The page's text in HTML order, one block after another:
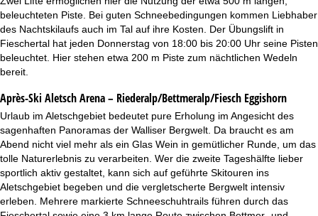
beleuchteten Piste. Bei guten Schneebedingungen kommen Liebhaber
des Nachtskilaufs auch im Tal auf ihre Kosten. Der Übungslift in
Fieschertal hat jeden Donnerstag von 18:00 bis 20:00 Uhr seine Pisten
beleuchtet. Hier stehen etwa 200 m Piste zum nächtlichen Wedeln
bereit.
Après-Ski Aletsch Arena – Riederalp/Bettmeralp/Fiesch Eggishorn
Urlaub im Aletschgebiet bedeutet pure Erholung im Angesicht des
sagenhaften Panoramas der Walliser Bergwelt. Da braucht es am
Abend nicht viel mehr als ein Glas Wein in gemütlicher Runde, um das
tolle Naturerlebnis zu verarbeiten. Wer die zweite Tageshälfte lieber
sportlich aktiv gestaltet, kann sich auf geführte Skitouren ins
Aletschgebiet begeben und die vergletscherte Bergwelt intensiv
erleben. Mehrere markierte Schneeschuhtrails führen durch das